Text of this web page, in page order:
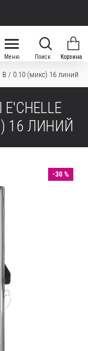
B / 0.10 (микс) 16 линий
16 ЛИНИЙ
-30 %